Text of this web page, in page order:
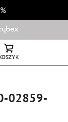
%
02859-